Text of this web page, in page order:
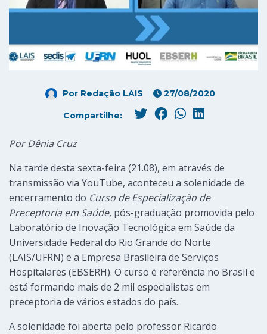
Por Redação LAIS 27/08/2020
Compartilhe:
Por Dênia Cruz
Na tarde desta sexta-feira (21.08), em através de
transmissão via YouTube, aconteceu a solenidade de
encerramento do Curso de Especialização de
Preceptoria em Saúde, pós-graduação promovida pelo
Laboratório de Inovação Tecnológica em Saúde da
Universidade Federal do Rio Grande do Norte
(LAIS/UFRN) e a Empresa Brasileira de Serviços
Hospitalares (EBSERH). O curso é referência no Brasil e
está formando mais de 2 mil especialistas em
preceptoria de vários estados do país.
A solenidade foi aberta pelo professor Ricardo